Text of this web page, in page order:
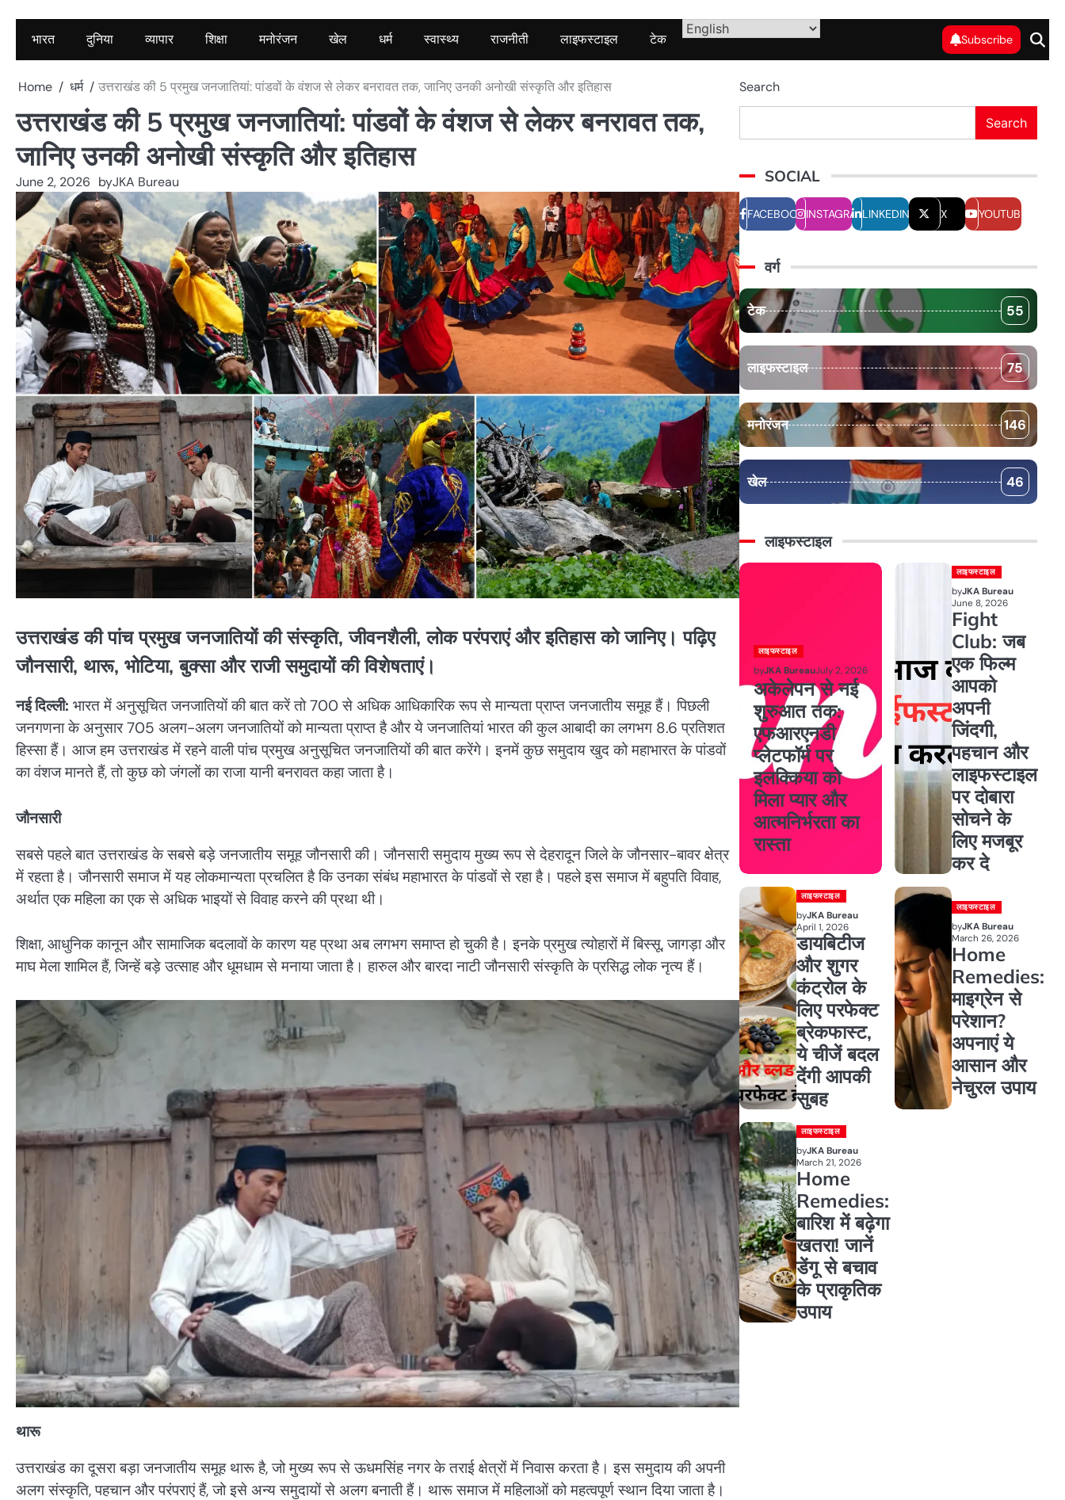
भारत दुनिया व्यापार शिक्षा मनोरंजन खेल धर्म स्वास्थ्य राजनीती लाइफस्टाइल टेक Subscribe
Home धर्म उत्तराखंड की 5 प्रमुख जनजातियां: पांडवों के वंशज से लेकर बनरावत तक, जानिए उनकी अनोखी संस्कृति और इतिहास
उत्तराखंड की 5 प्रमुख जनजातियां: पांडवों के वंशज से लेकर बनरावत तक,
जानिए उनकी अनोखी संस्कृति और इतिहास
June 2, 2026 byJKA Bureau
उत्तराखंड की पांच प्रमुख जनजातियों की संस्कृति, जीवनशैली, लोक परंपराएं और इतिहास को जानिए। पढ़िए
जौनसारी, थारू, भोटिया, बुक्सा और राजी समुदायों की विशेषताएं।
नई दिल्ली: भारत में अनुसूचित जनजातियों की बात करें तो 700 से अधिक आधिकारिक रूप से मान्यता प्राप्त जनजातीय समूह हैं। पिछली
जनगणना के अनुसार 705 अलग-अलग जनजातियों को मान्यता प्राप्त है और ये जनजातियां भारत की कुल आबादी का लगभग 8.6 प्रतिशत
हिस्सा हैं। आज हम उत्तराखंड में रहने वाली पांच प्रमुख अनुसूचित जनजातियों की बात करेंगे। इनमें कुछ समुदाय खुद को महाभारत के पांडवों
का वंशज मानते हैं, तो कुछ को जंगलों का राजा यानी बनरावत कहा जाता है।
जौनसारी
सबसे पहले बात उत्तराखंड के सबसे बड़े जनजातीय समूह जौनसारी की। जौनसारी समुदाय मुख्य रूप से देहरादून जिले के जौनसार-बावर क्षेत्र
में रहता है। जौनसारी समाज में यह लोकमान्यता प्रचलित है कि उनका संबंध महाभारत के पांडवों से रहा है। पहले इस समाज में बहुपति विवाह,
अर्थात एक महिला का एक से अधिक भाइयों से विवाह करने की प्रथा थी।
शिक्षा, आधुनिक कानून और सामाजिक बदलावों के कारण यह प्रथा अब लगभग समाप्त हो चुकी है। इनके प्रमुख त्योहारों में बिस्सू, जागड़ा और
माघ मेला शामिल हैं, जिन्हें बड़े उत्साह और धूमधाम से मनाया जाता है। हारुल और बारदा नाटी जौनसारी संस्कृति के प्रसिद्ध लोक नृत्य हैं।
थारू
उत्तराखंड का दूसरा बड़ा जनजातीय समूह थारू है, जो मुख्य रूप से ऊधमसिंह नगर के तराई क्षेत्रों में निवास करता है। इस समुदाय की अपनी
अलग संस्कृति, पहचान और परंपराएं हैं, जो इसे अन्य समुदायों से अलग बनाती हैं। थारू समाज में महिलाओं को महत्वपूर्ण स्थान दिया जाता है।
Search
Search
SOCIAL
FACEBOOKINSTAGRAMLINKEDIN X YOUTUBE
वर्ग
टेक 55
लाइफस्टाइल 75
मनोरंजन 146
खेल 46
लाइफस्टाइल
लाइफस्टाइल
byJKA BureauJuly 2, 2026
अकेलेपन से नई
शुरुआत तक:
एफआरएनडी
प्लेटफॉर्म पर
इलक्किया को
मिला प्यार और
आत्मनिर्भरता का
रास्ता
लाइफस्टाइल
byJKA Bureau
June 8, 2026
Fight
Club: जब
एक फिल्म
आपको
अपनी
जिंदगी,
पहचान और
लाइफस्टाइल
पर दोबारा
सोचने के
लिए मजबूर
कर दे
लाइफस्टाइल
byJKA Bureau
April 1, 2026
डायबिटीज
और शुगर
कंट्रोल के
लिए परफेक्ट
ब्रेकफास्ट,
ये चीजें बदल
देंगी आपकी
सुबह
लाइफस्टाइल
byJKA Bureau
March 26, 2026
Home
Remedies:
माइग्रेन से
परेशान?
अपनाएं ये
आसान और
नेचुरल उपाय
लाइफस्टाइल
byJKA Bureau
March 21, 2026
Home
Remedies:
बारिश में बढ़ेगा
खतरा! जानें
डेंगू से बचाव
के प्राकृतिक
उपाय